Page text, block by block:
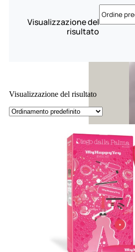
Visualizzazione del
risultato
Visualizzazione del risultato